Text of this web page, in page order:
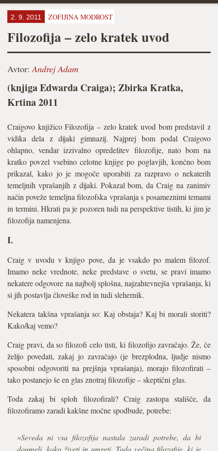
2. 9. 2011 ZOFIJINA MODROST
Filozofija – zelo kratek uvod
Avtor:Andrej Adam
(knjiga Edwarda Craiga); Zbirka Kratka,
Krtina 2011
Craigovo knjižico Filozofija – zelo kratek uvod bom predstavil z
vidika dela z dijaki gimnazij. Najprej bom podal Craigovo
ohlapno, vendar izzivalno opredelitev filozofije, nato bom na
kratko povzel vsebino celotne knjige po poglavjih, končno bom
prikazal, kako jo je mogoče uporabiti za razpravo o nekaterih
temeljnih vprašanjih z dijaki. Pokazal bom, da Craig na zanimiv
način poveže temeljna filozofska vprašanja s posameznimi temami
in termini. Hkrati pa je pozoren tudi na perspektive tistih, ki jim je
filozofija namenjena.
I.
Craig v uvodu v knjigo pove, da je vsakdo po malem filozof.
Imamo neke vrednote, neke predstave o svetu, se pravi imamo
nekatere odgovore na najbolj splošna, najzahtevnejša vprašanja, ki
si jih postavlja človeške rod in tudi slehernik.
Nekatera takšna vprašanja so: Kaj obstaja? Kaj bi morali storiti?
Kako/kaj vemo?
Craig pravi, da so filozofi celo tisti, ki filozofijo zavračajo. Že, če
želijo povedati, zakaj jo zavračajo (je brezplodna, ljudje nismo
sposobni odgovoriti na prejšnja vprašanja), morajo filozofirati –
tako postanejo še en glas znotraj filozofije – skeptični glas.
Toda zakaj bi sploh filozofirali? Craig zastopa stališče, da
filozofiramo zaradi kakšne močne spodbude, potrebe:
»Seveda ni vsa filozofija nastala zaradi potrebe, da bi
doumeli, kako živeti in umreti. Toda večina filozofije, ki je